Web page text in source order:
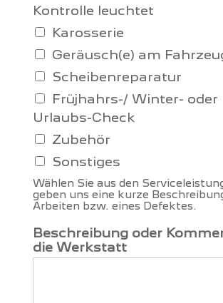
Kontrolle leuchtet
Karosserie
Geräusch(e) am
Scheibenreparatur
Früjhahrs-/ Winter- oder
Urlaubs-Check
Zubehör
Sonstiges
Wählen Sie aus den
geben uns eine kurze
Arbeiten bzw. eines Defektes.
Beschreibung oder
die Werkstatt